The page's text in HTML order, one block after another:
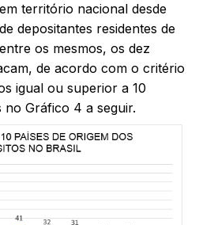
território nacional desde
depositantes residentes de
os mesmos, os dez
de acordo com o critério
igual ou superior a 10
no Gráfico 4 a seguir.